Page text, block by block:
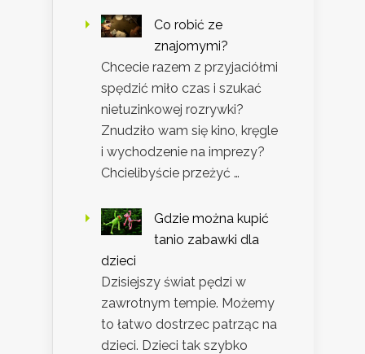
Co robić ze
znajomymi?
Chcecie razem z przyjaciółmi
spędzić miło czas i szukać
nietuzinkowej rozrywki?
Znudziło wam się kino, kręgle
i wychodzenie na imprezy?
Chcielibyście przeżyć …
Gdzie można kupić
tanio zabawki dla
dzieci
Dzisiejszy świat pędzi w
zawrotnym tempie. Możemy
to łatwo dostrzec patrząc na
dzieci. Dzieci tak szybko